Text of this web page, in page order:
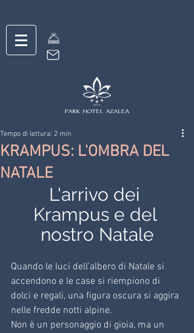
KRAMPUS: L'OMBRA DEL
NATALE
Tempo di lettura: 2 min
L'arrivo dei
Krampus e del
nostro Natale
Quando le luci dell’albero di Natale si
accendono e le case si riempiono di
dolci e regali, una figura oscura si aggira
nelle fredde notti alpine.
Non è un personaggio di gioia, ma un